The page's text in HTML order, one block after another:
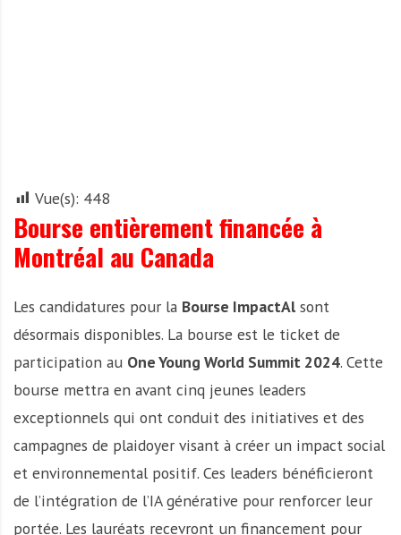
Vue(s): 448
Bourse entièrement financée à
Montréal au Canada
Les candidatures pour la Bourse ImpactAl sont
désormais disponibles. La bourse est le ticket de
participation au One Young World Summit 2024. Cette
bourse mettra en avant cinq jeunes leaders
exceptionnels qui ont conduit des initiatives et des
campagnes de plaidoyer visant à créer un impact social
et environnemental positif. Ces leaders bénéficieront
de l’intégration de l’IA générative pour renforcer leur
portée. Les lauréats recevront un financement pour